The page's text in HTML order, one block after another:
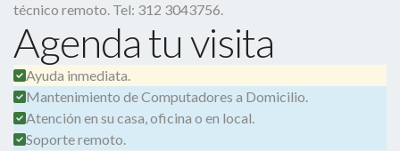
técnico remoto. Tel: 312 3043756.
Agenda tu visita
Ayuda inmediata.
Mantenimiento de Computadores a Domicilio.
Atención en su casa, oficina o en local.
Soporte remoto.